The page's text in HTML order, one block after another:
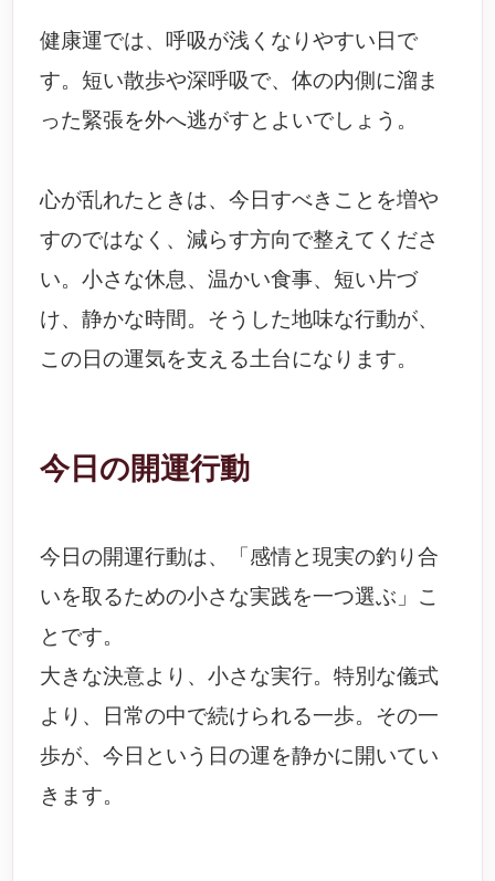
健康運では、呼吸が浅くなりやすい日で
す。短い散歩や深呼吸で、体の内側に溜ま
った緊張を外へ逃がすとよいでしょう。
心が乱れたときは、今日すべきことを増や
すのではなく、減らす方向で整えてくださ
い。小さな休息、温かい食事、短い片づ
け、静かな時間。そうした地味な行動が、
この日の運気を支える土台になります。
今日の開運行動
今日の開運行動は、「感情と現実の釣り合
いを取るための小さな実践を一つ選ぶ」こ
とです。
大きな決意より、小さな実行。特別な儀式
より、日常の中で続けられる一歩。その一
歩が、今日という日の運を静かに開いてい
きます。